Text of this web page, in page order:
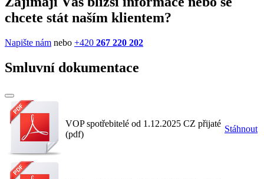
chcete stát naším klientem?
Napište nám nebo +420 267 220 202
Smluvní dokumentace
VOP spotřebitelé od 1.12.2025 CZ přijaté
(pdf)
Stáhnout